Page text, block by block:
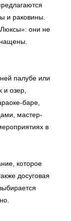
и раковины.
они не
палубе или
и озер,
баре,
мастер-
в
которое
досуговая